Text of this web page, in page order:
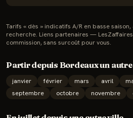
Tarifs « dès » indicatifs A/R en basse
recherche. Liens partenaires —
commission, sans surcoût pour vous.
Partir depuis Bordeauxun
janvier février mars avril
septembre
octobre novembre